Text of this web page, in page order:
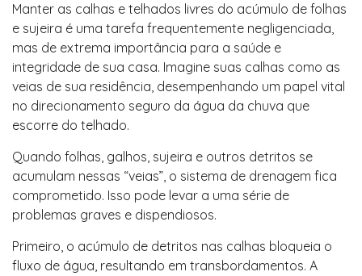
Manter as calhas e telhados livres do acúmulo de folhas
e sujeira é uma tarefa frequentemente negligenciada,
mas de extrema importância para a saúde e
integridade de sua casa. Imagine suas calhas como as
veias de sua residência, desempenhando um papel vital
no direcionamento seguro da água da chuva que
escorre do telhado.
Quando folhas, galhos, sujeira e outros detritos se
acumulam nessas “veias”, o sistema de drenagem fica
comprometido. Isso pode levar a uma série de
problemas graves e dispendiosos.
Primeiro, o acúmulo de detritos nas calhas bloqueia o
fluxo de água, resultando em transbordamentos. A